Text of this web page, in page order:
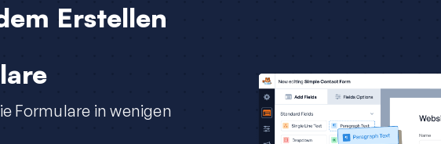
Erstellen
Formulare in wenigen